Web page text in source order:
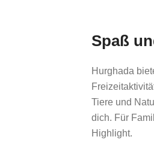
Spaß
Hurghada
Tiere und
dich. Für
Highlight.